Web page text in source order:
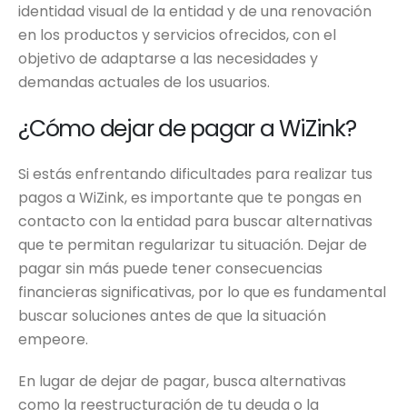
identidad visual de la entidad y de una renovación
en los productos y servicios ofrecidos, con el
objetivo de adaptarse a las necesidades y
demandas actuales de los usuarios.
¿Cómo dejar de pagar a WiZink?
Si estás enfrentando dificultades para realizar tus
pagos a WiZink, es importante que te pongas en
contacto con la entidad para buscar alternativas
que te permitan regularizar tu situación. Dejar de
pagar sin más puede tener consecuencias
financieras significativas, por lo que es fundamental
buscar soluciones antes de que la situación
empeore.
En lugar de dejar de pagar, busca alternativas
como la reestructuración de tu deuda o la